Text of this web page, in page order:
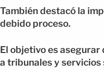
También destacó la
debido proceso.
El objetivo es
a tribunales y servicios